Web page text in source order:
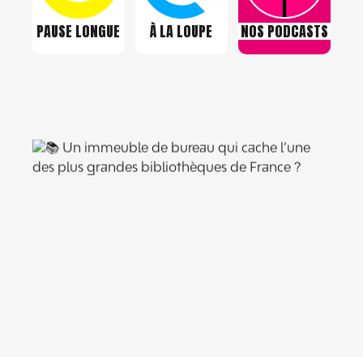
PAUSE LONGUE À LA LOUPE NOS PODCASTS